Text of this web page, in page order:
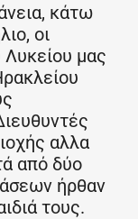
κάτω
οι
Λυκείου μας
αλλα
από δύο
ήρθαν
τους.